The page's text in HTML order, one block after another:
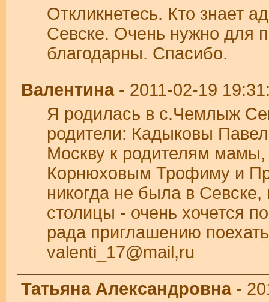
Откликнетесь. Кто знает
Севске. Очень нужно для
благодарны. Спасибо.
Валентина- 2011-02-19
Я родилась в с.Чемлыж
родители: Кадыковы
Москву к родителям
Корнюховым Трофиму и
никогда не была в Севске,
столицы - очень хочется
рада приглашению
valenti_17@mail,ru
Татьяна Александровна-